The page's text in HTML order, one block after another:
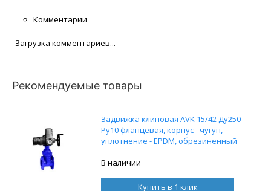
Комментарии
Загрузка комментариев...
Рекомендуемые товары
Задвижка клиновая AVK 15/42 Ду250
Ру10 фланцевая, корпус - чугун,
уплотнение - EPDM, обрезиненный
NORM
В наличии
Купить в 1 клик